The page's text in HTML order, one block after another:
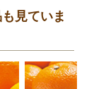
見ていま